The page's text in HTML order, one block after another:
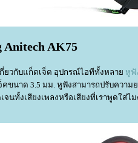
AK75
ยวกับแก็ตเจ็ต อุปกรณ์ไอทีทั้งหลา หูฟั
คขนาด 3.5 มม. หูฟังสามารถปรับคว
นทั้งเสียงเพลงหรือเสียงที่เราพูดใส่ไ